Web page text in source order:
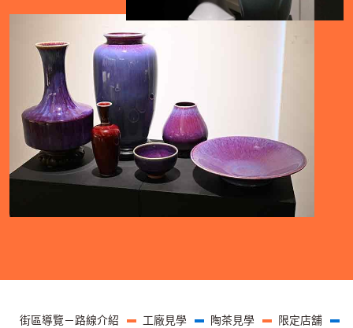
頁尾選單
街區導覽－路線介紹 工廠見學 陶茶見學 限定店舖